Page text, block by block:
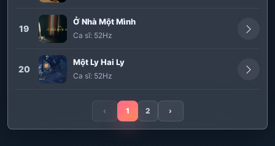
19
Ở Nhà Một Mình
Ca sĩ: 52Hz
20
Một Ly Hai Ly
Ca sĩ: 52Hz
‹ 1 2 ›